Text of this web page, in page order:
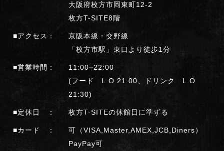
大阪府枚方市岡東町12-2
枚方T-SITE8階
■アクセス：
京阪本線・交野線
「枚方市駅」東口より徒歩1分
■営業時間：
11:00~22:00
(フード L.O 21:00、ドリンク L.O
21:30)
■定休日 ： 枚方T-SITEの休館日に準ずる
■カード ：
可（VISA,Master,AMEX,JCB,Diners）
PayPay可